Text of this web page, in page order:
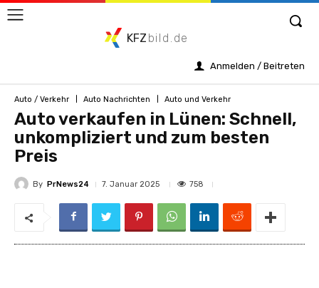
KFZ bild.de
Anmelden / Beitreten
Auto / Verkehr Auto Nachrichten Auto und Verkehr
Auto verkaufen in Lünen: Schnell,
unkompliziert und zum besten
Preis
By PrNews24 7. Januar 2025 758